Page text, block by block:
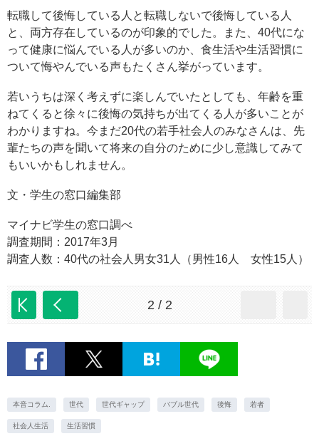
転職して後悔している人と転職しないで後悔している人
と、両方存在しているのが印象的でした。また、40代にな
って健康に悩んでいる人が多いのか、食生活や生活習慣に
ついて悔やんでいる声もたくさん挙がっています。
若いうちは深く考えずに楽しんでいたとしても、年齢を重
ねてくると徐々に後悔の気持ちが出てくる人が多いことが
わかりますね。今まだ20代の若手社会人のみなさんは、先
輩たちの声を聞いて将来の自分のために少し意識してみて
もいいかもしれません。
文・学生の窓口編集部
マイナビ学生の窓口調べ
調査期間：2017年3月
調査人数：40代の社会人男女31人（男性16人 女性15人）
2 / 2
本音コラム. 世代 世代ギャップ バブル世代 後悔 若者
社会人生活 生活習慣